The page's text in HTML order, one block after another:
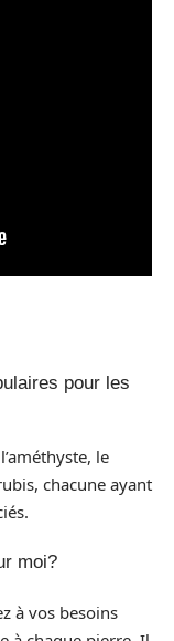
pour les
le
chacune ayant
moi?
à vos besoins